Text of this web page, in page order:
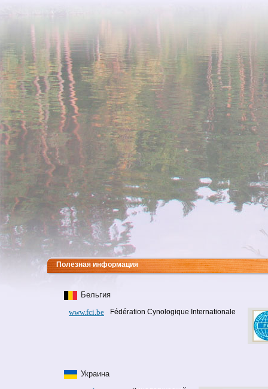
Полезная информация
Бельгия
www.fci.be
Fédération Cynologique Internationale
Украина